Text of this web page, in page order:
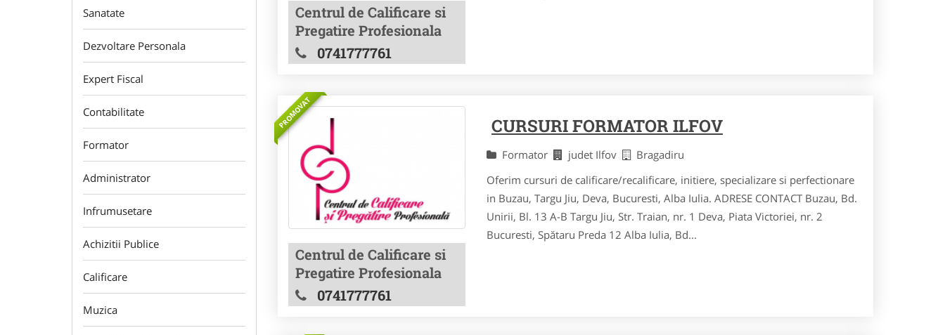
Sanatate
Dezvoltare Personala
Expert Fiscal
Contabilitate
Formator
Administrator
Infrumusetare
Achizitii Publice
Calificare
Muzica
Centrul de Calificare si
Pregatire Profesionala
0741777761
PROMOVAT
Centrul de Calificare si
Pregatire Profesionala
0741777761
CURSURI FORMATOR ILFOV
Formator judet Ilfov
Bragadiru
Oferim cursuri de calificare/recalificare, initiere, specializare si perfectionare
in Buzau, Targu Jiu, Deva, Bucuresti, Alba Iulia. ADRESE CONTACT Buzau, Bd.
Unirii, Bl. 13 A-B Targu Jiu, Str. Traian, nr. 1 Deva, Piata Victoriei, nr. 2
Bucuresti, Spătaru Preda 12 Alba Iulia, Bd...